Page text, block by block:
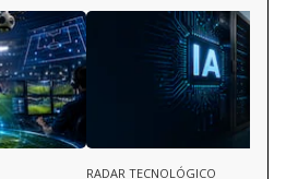
RADAR TECNOLÓGICO